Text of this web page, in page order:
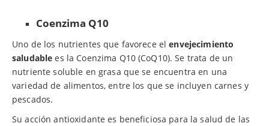
Coenzima Q10
Uno de los nutrientes que favorece elenvejecimiento
saludable es la Coenzima Q10 (CoQ10). Se trata de un
nutriente soluble en grasa que se encuentra en una
variedad de alimentos, entre los que se incluyen carnes y
pescados.
Su acción antioxidante es beneficiosa para la salud de las